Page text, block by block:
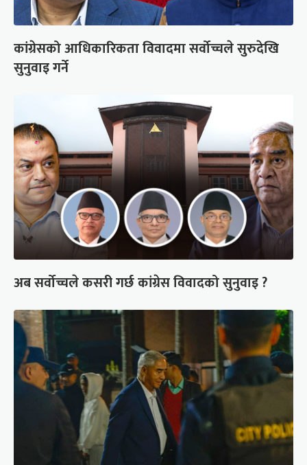
कांग्रेसको आधिकारिकता विवादमा सर्वोच्चले सुरुदेखि
सुनुवाइ गर्ने
अब सर्वोच्चले कसरी गर्छ कांग्रेस विवादको सुनुवाइ ?